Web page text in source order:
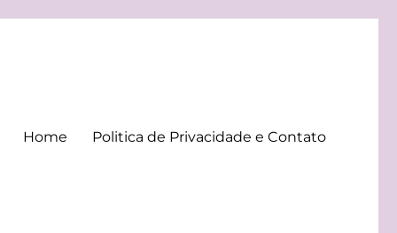
Home Politica de Privacidade e Contato